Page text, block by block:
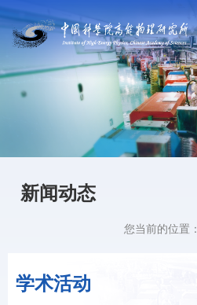
新闻动态
学术活动
您当前的位置：